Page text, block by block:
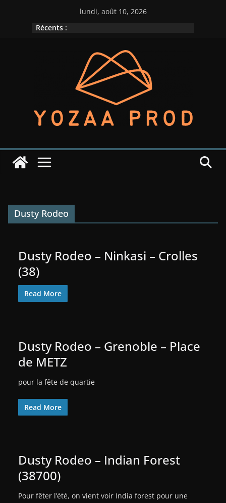
lundi, août 10, 2026
Récents :
Dusty Rodeo
Dusty Rodeo – Ninkasi – Crolles
(38)
Read More
Dusty Rodeo – Grenoble – Place
de METZ
pour la fête de quartie
Read More
Dusty Rodeo – Indian Forest
(38700)
Pour fêter l’été, on vient voir India forest pour une